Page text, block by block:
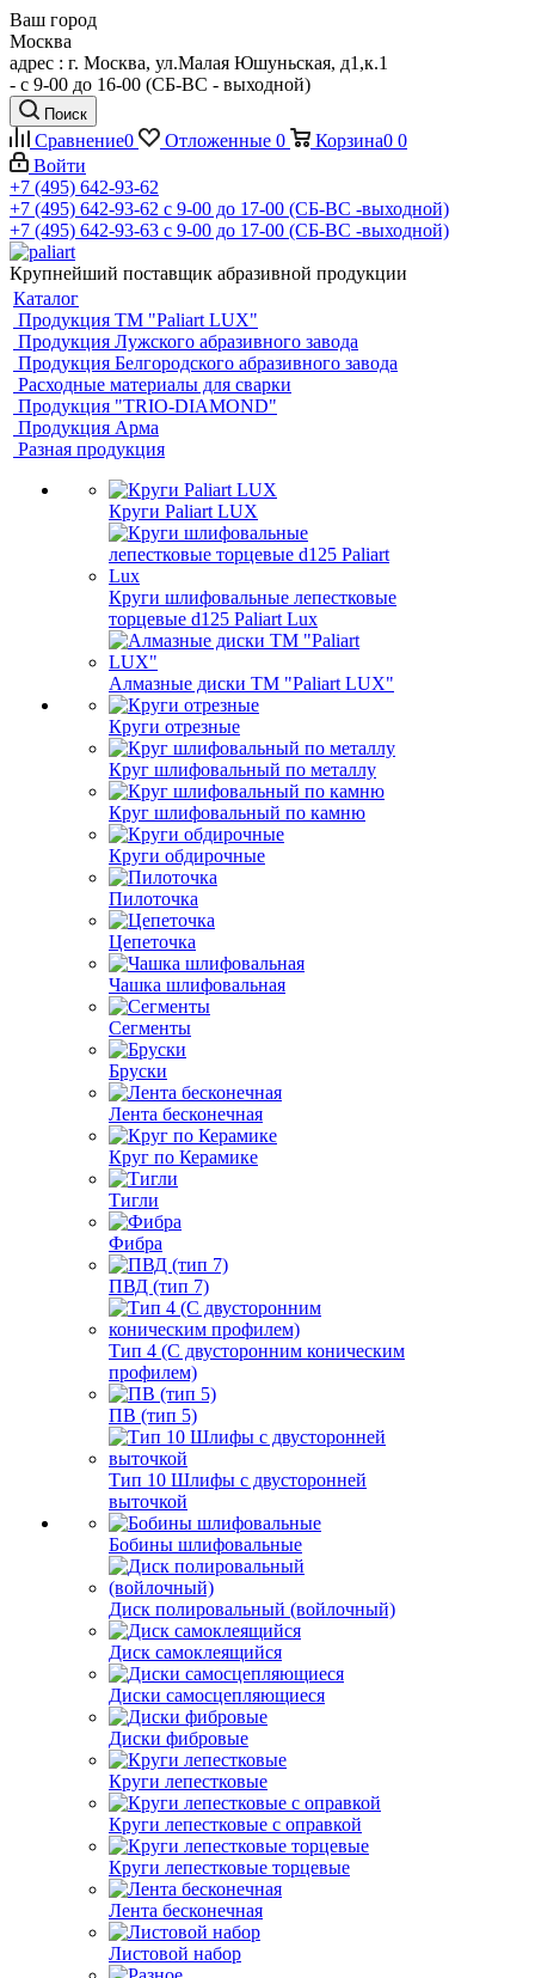
Ваш город
Москва
адрес : г. Москва, ул.Малая Юшуньская, д1,к.1
- c 9-00 до 16-00 (СБ-ВС - выходной)
Поиск
Сравнение0 Отложенные 0 Корзина0 0
Войти
+7 (495) 642-93-62
+7 (495) 642-93-62 c 9-00 до 17-00 (СБ-ВС -выходной)
+7 (495) 642-93-63 c 9-00 до 17-00 (СБ-ВС -выходной)
Крупнейший поставщик абразивной продукции
Каталог
Продукция ТМ "Paliart LUX"
Продукция Лужского абразивного завода
Продукция Белгородского абразивного завода
Расходные материалы для сварки
Продукция "TRIO-DIAMOND"
Продукция Арма
Разная продукция
Круги Paliart LUX
Круги шлифовальные лепестковые
торцевые d125 Paliart Lux
Алмазные диски ТМ "Paliart LUX"
Круги отрезные
Круг шлифовальный по металлу
Круг шлифовальный по камню
Круги обдирочные
Пилоточка
Цепеточка
Чашка шлифовальная
Сегменты
Бруски
Лента бесконечная
Круг по Керамике
Тигли
Фибра
ПВД (тип 7)
Тип 4 (С двусторонним коническим
профилем)
ПВ (тип 5)
Тип 10 Шлифы с двусторонней
выточкой
Бобины шлифовальные
Диск полировальный (войлочный)
Диск самоклеящийся
Диски самосцепляющиеся
Диски фибровые
Круги лепестковые
Круги лепестковые с оправкой
Круги лепестковые торцевые
Лента бесконечная
Листовой набор